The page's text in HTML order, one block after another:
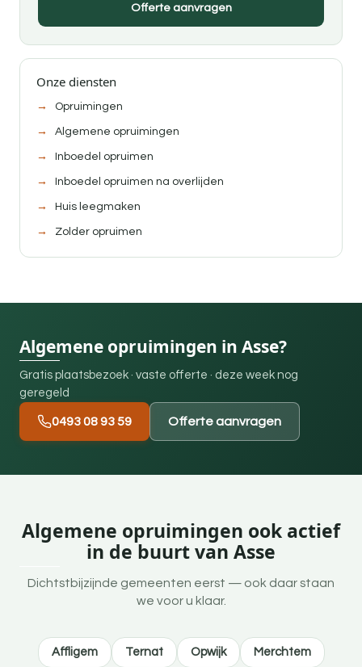
Offerte aanvragen
Onze diensten
Opruimingen
Algemene opruimingen
Inboedel opruimen
Inboedel opruimen na overlijden
Huis leegmaken
Zolder opruimen
Algemene opruimingen in Asse?
Gratis plaatsbezoek · vaste offerte · deze week nog
geregeld
0493 08 93 59 Offerte aanvragen
Algemene opruimingen ook actief
in de buurt van Asse
Dichtstbijzijnde gemeenten eerst — ook daar staan
we voor u klaar.
Affligem Ternat Opwijk Merchtem